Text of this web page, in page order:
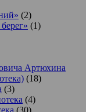
(2)
(1)
Артюхина
(18)
(3)
(4)